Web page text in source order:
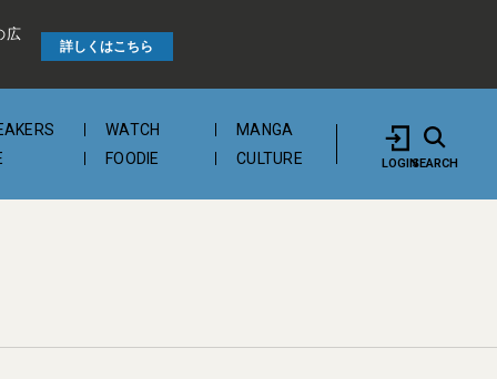
広
詳しくはこちら
WATCH
MANGA
FOODIE CULTURE LOGINSEARCH